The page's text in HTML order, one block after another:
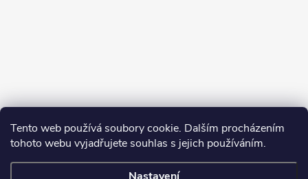
Tento web používá soubory cookie. Dalším procházením
tohoto webu vyjadřujete souhlas s jejich používáním.
Sledovat na Instagramu